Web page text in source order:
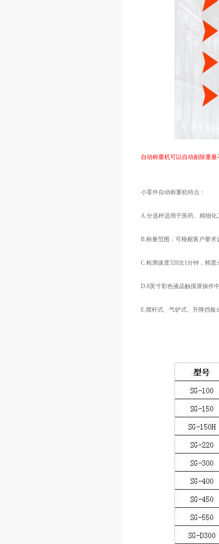
自动称重机可以自动剔除重
小零件自动称重机特点：
A.分选秤适用于医药、精细
B.称量范围：可根椐客户要求
C.检测速度320次1分钟，精度
D.8英寸彩色液晶触摸屏操作
E.摆杆式、气铲式、升降挡板